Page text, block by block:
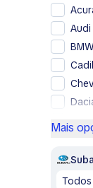
Audi
BMW
GMC
Mais